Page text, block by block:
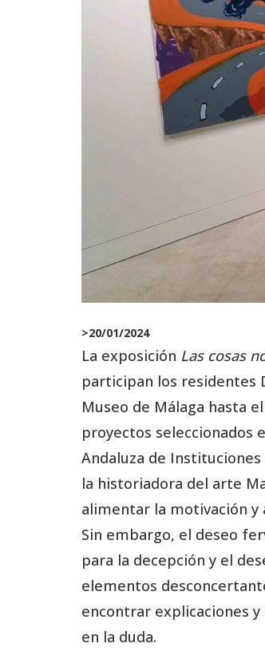
>20/01/2024
La exposición Las cosas
participan los residentes
Museo de Málaga hasta
proyectos seleccionados
Andaluza de
la historiadora del arte
alimentar la motivación y
Sin embargo, el deseo
para la decepción y el
elementos
encontrar explicaciones
en la duda.